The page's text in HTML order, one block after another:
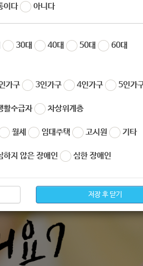
이다 아니다
30대 40대 50대
60대
가구 3인가구 4인가구 5인가
활수급자 차상위계층
월세 임대주택 고시원 기타
지 않은 장애인 심한 장애인
저장 후 닫기
ChainZ 하고 싶다면? ( -